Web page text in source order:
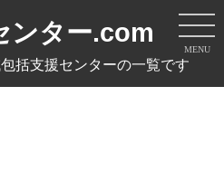
MENU
ンター.com
括支援センターの一覧です